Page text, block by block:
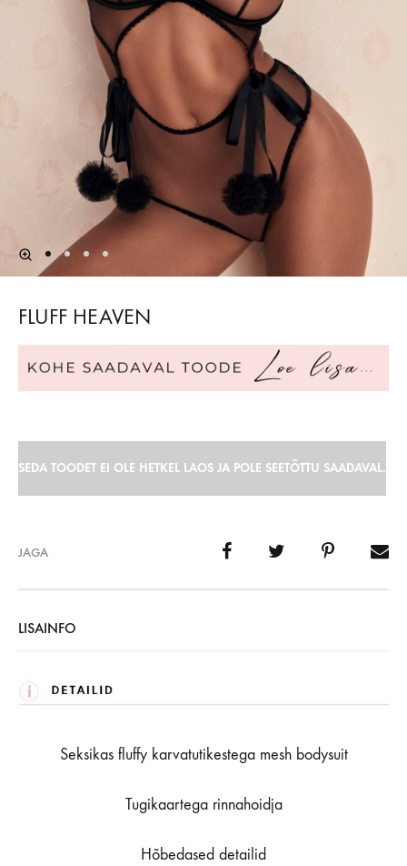
FLUFF HEAVEN
SEDA TOODET EI OLE HETKEL LAOS JA POLE SEETÕTTU SAADAVAL.
JAGA
LISAINFO
Seksikas fluffy karvatutikestega mesh bodysuit
Tugikaartega rinnahoidja
Hõbedased detailid